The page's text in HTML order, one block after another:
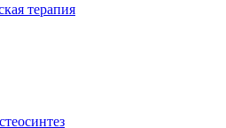
терапия